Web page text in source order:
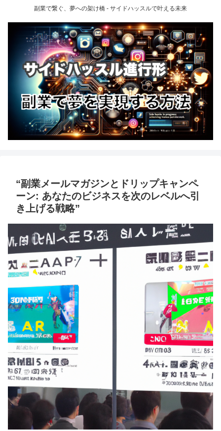
副業で繋ぐ、夢への架け橋 - サイドハッスルで叶える未来
“副業メールマガジンとドリップキャンペ
ーン: あなたのビジネスを次のレベルへ引
き上げる戦略”